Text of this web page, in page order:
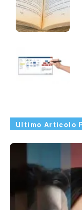
Ultimo Articolo